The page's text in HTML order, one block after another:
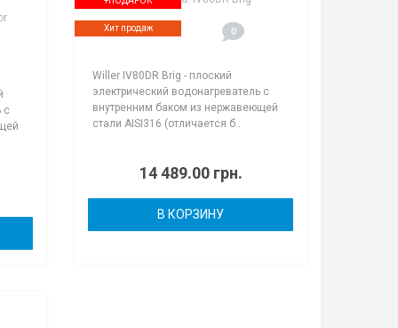
с
Хит продаж 0
Willer IV80DR Brig - плоский
электрический водонагреватель с
внутренним баком из нержавеющей
стали AISI316 (отличается б..
14 489.00 грн.
В КОРЗИНУ